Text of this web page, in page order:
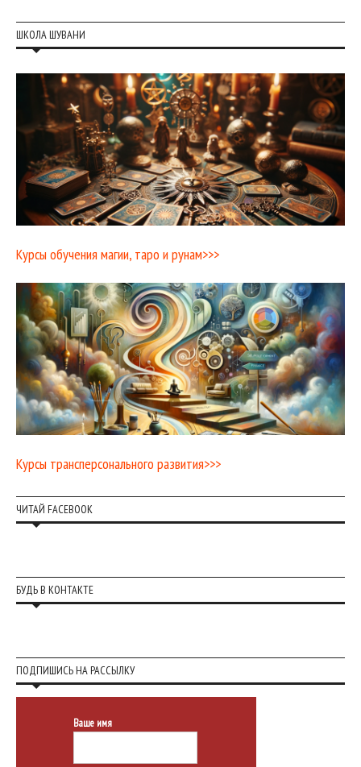
ШКОЛА ШУВАНИ
Курсы обучения магии, таро и рунам>>>
Курсы трансперсонального развития>>>
ЧИТАЙ FACEBOOK
БУДЬ В КОНТАКТЕ
ПОДПИШИСЬ НА РАССЫЛКУ
Ваше имя